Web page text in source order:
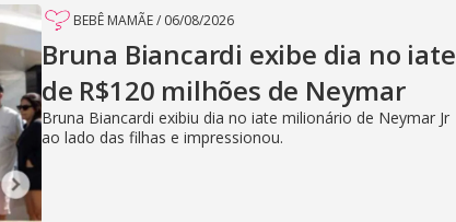
BEBÊ MAMÃE/ 06/08/2026
Bruna Biancardi exibe dia no iate
de R$120 milhões de Neymar
Bruna Biancardi exibiu dia no iate milionário de Neymar Jr
ao lado das filhas e impressionou.